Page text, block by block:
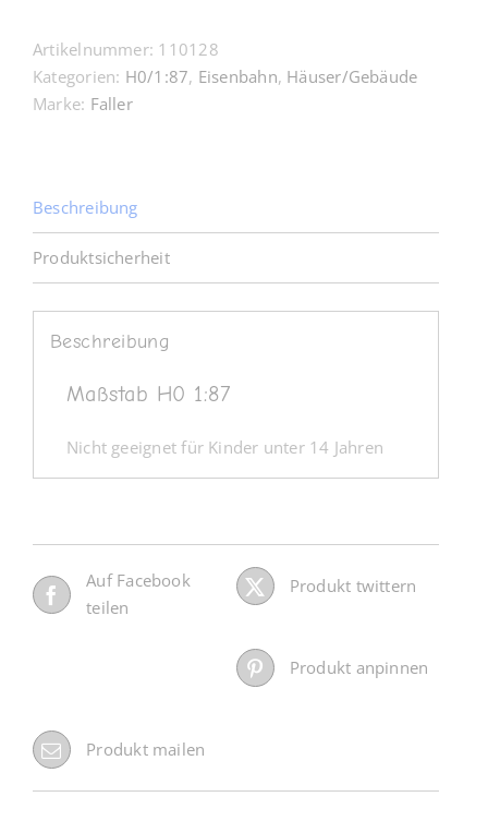
Menge
Artikelnummer: 110128
Kategorien: H0/1:87, Eisenbahn, Häuser/Gebäude
Marke: Faller
Beschreibung
Produktsicherheit
Beschreibung
Maßstab H0 1:87
Nicht geeignet für Kinder unter 14 Jahren
Auf Facebook
teilen
Produkt twittern
Produkt anpinnen
Produkt mailen